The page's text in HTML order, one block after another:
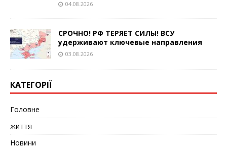
04.08.2026
СРОЧНО! РФ ТЕРЯЕТ СИЛЫ! ВСУ
удерживают ключевые направления
03.08.2026
КАТЕГОРІЇ
Головне
життя
Новини